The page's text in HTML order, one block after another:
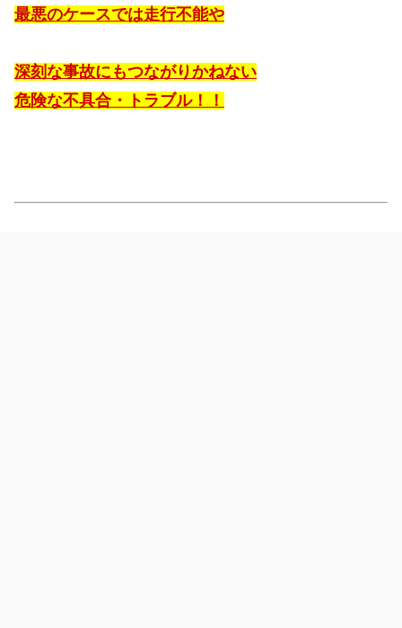
最悪のケースでは走行不能や
深刻な事故にもつながりかねない
危険な不具合・トラブル！！